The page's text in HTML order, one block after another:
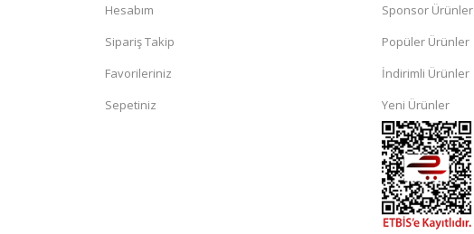
Hesabım
Sipariş Takip
Favorileriniz
Sepetiniz
Sponsor Ürünler
Popüler Ürünler
İndirimli Ürünler
Yeni Ürünler